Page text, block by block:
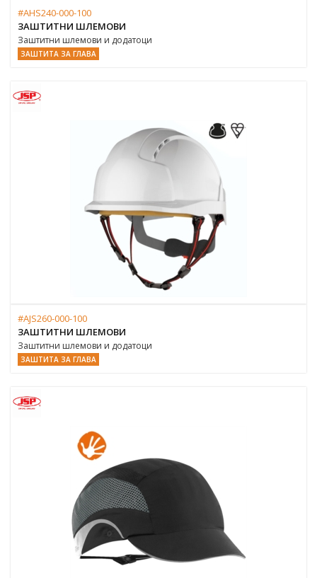
#AHS240-000-100
ЗАШТИТНИ ШЛЕМОВИ
Заштитни шлемови и додатоци
ЗАШТИТА ЗА ГЛАВА
#AJS260-000-100
ЗАШТИТНИ ШЛЕМОВИ
Заштитни шлемови и додатоци
ЗАШТИТА ЗА ГЛАВА